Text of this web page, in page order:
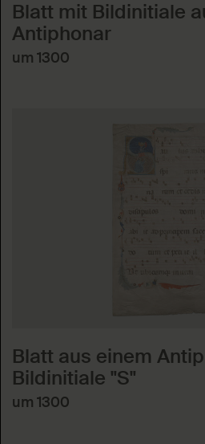
Blatt mit Bildinitiale
Antiphonar
um 1300
Blatt aus einem
Bildinitiale "S"
um 1300